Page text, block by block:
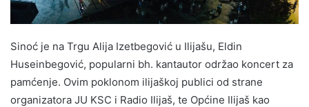
Sinoć je na Trgu Alija Izetbegović u Ilijašu, Eldin
Huseinbegović, popularni bh. kantautor održao koncert za
pamćenje. Ovim poklonom ilijaškoj publici od strane
organizatora JU KSC i Radio Ilijaš, te Općine Ilijaš kao